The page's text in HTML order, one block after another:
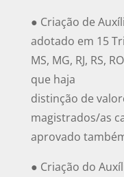
● Criação de
adotado em 15
MS, MG, RJ, RS,
que haja
distinção de
magistrados/as
aprovado
● Criação do